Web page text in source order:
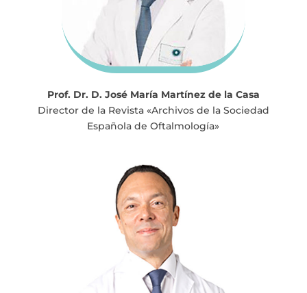
Prof. Dr. D. José María Martínez de la Casa
Director de la Revista «Archivos de la Sociedad
Española de Oftalmología»